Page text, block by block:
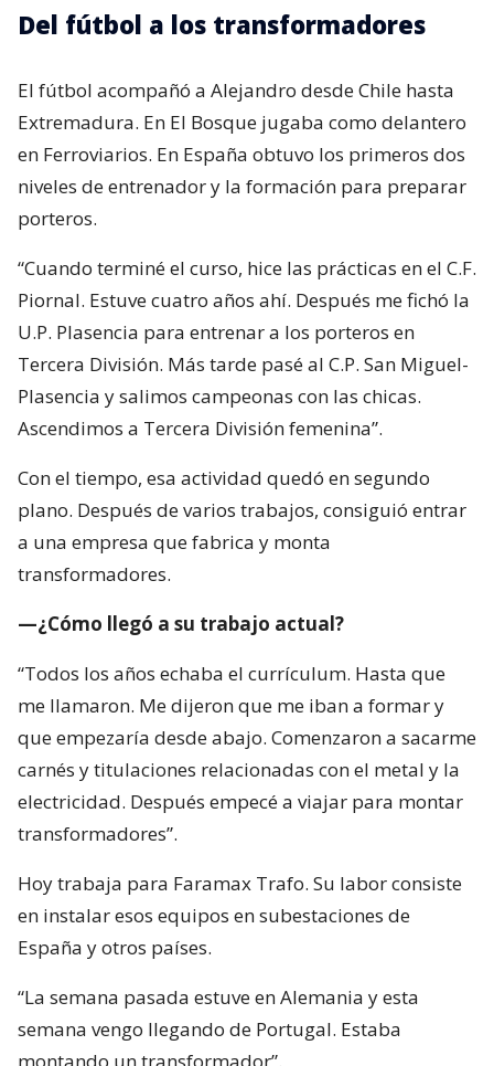
Del fútbol a los transformadores
El fútbol acompañó a Alejandro desde Chile hasta
Extremadura. En El Bosque jugaba como delantero
en Ferroviarios. En España obtuvo los primeros dos
niveles de entrenador y la formación para preparar
porteros.
“Cuando terminé el curso, hice las prácticas en el C.F.
Piornal. Estuve cuatro años ahí. Después me fichó la
U.P. Plasencia para entrenar a los porteros en
Tercera División. Más tarde pasé al C.P. San Miguel-
Plasencia y salimos campeonas con las chicas.
Ascendimos a Tercera División femenina”.
Con el tiempo, esa actividad quedó en segundo
plano. Después de varios trabajos, consiguió entrar
a una empresa que fabrica y monta
transformadores.
—¿Cómo llegó a su trabajo actual?
“Todos los años echaba el currículum. Hasta que
me llamaron. Me dijeron que me iban a formar y
que empezaría desde abajo. Comenzaron a sacarme
carnés y titulaciones relacionadas con el metal y la
electricidad. Después empecé a viajar para montar
transformadores”.
Hoy trabaja para Faramax Trafo. Su labor consiste
en instalar esos equipos en subestaciones de
España y otros países.
“La semana pasada estuve en Alemania y esta
semana vengo llegando de Portugal. Estaba